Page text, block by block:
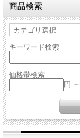
商品検索
キーワード検索
価格帯検索
円 ～